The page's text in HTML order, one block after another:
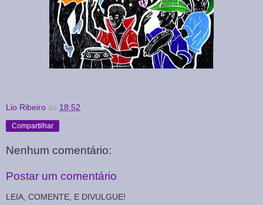
Lio Ribeiro às 18:52
Compartilhar
Nenhum comentário:
Postar um comentário
LEIA, COMENTE, E DIVULGUE!